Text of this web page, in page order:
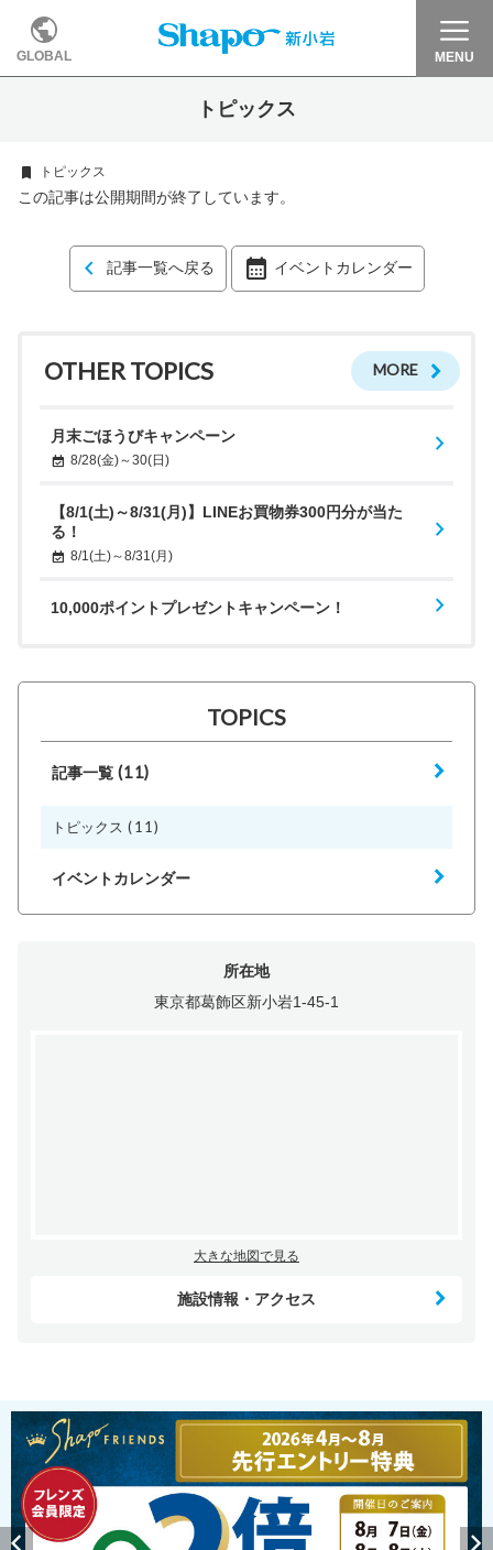
GLOBAL MENU
トピックス
トピックス
この記事は公開期間が終了しています。
記事一覧へ戻る イベントカレンダー
OTHER TOPICS MORE
月末ごほうびキャンペーン
8/28(金)～30(日)
【8/1(土)～8/31(月)】LINEお買物券300円分が当た
る！
8/1(土)～8/31(月)
10,000ポイントプレゼントキャンペーン！
TOPICS
記事一覧 (11)
トピックス (11)
イベントカレンダー
所在地
東京都葛飾区新小岩1-45-1
大きな地図で見る
施設情報・アクセス